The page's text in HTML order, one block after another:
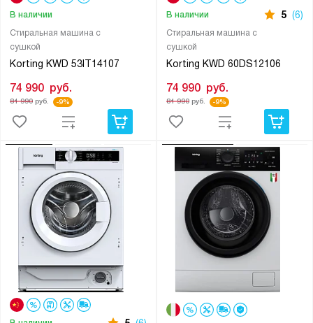
Стиральная машина с
сушкой
Korting KWD 53IT14107
В наличии
74 990 руб.
81 990руб. -9%
Стиральная машина с
сушкой
Korting KWD 60DS12106
В наличии 5 (6)
74 990 руб.
81 990руб. -9%